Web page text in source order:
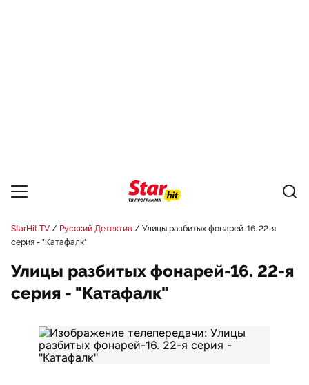
StarHit TV Русский Детектив
Улицы разбитых фонарей-16. 22-я
серия - "Катафалк"
Улицы разбитых фонарей-16. 22-я
серия - "Катафалк"